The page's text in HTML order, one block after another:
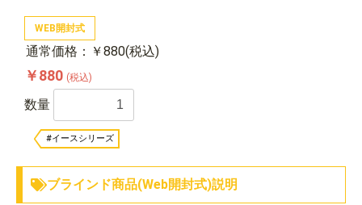
WEB開封式
通常価格：￥880(税込)
￥880 (税込)
数量
#イースシリーズ
ブラインド商品(Web開封式)説明